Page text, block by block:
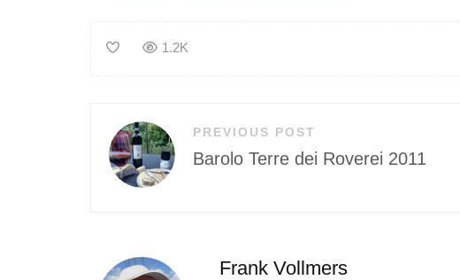
1.2K
Beitragsnavigation
PREVIOUS POST
Barolo Terre dei Roverei 2011
Frank Vollmers